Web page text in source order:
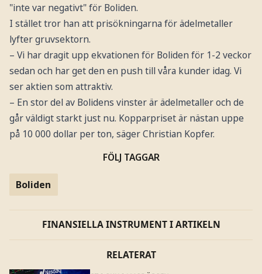
"inte var negativt" för Boliden.
I stället tror han att prisökningarna för ädelmetaller
lyfter gruvsektorn.
– Vi har dragit upp ekvationen för Boliden för 1-2 veckor
sedan och har get den en push till våra kunder idag. Vi
ser aktien som attraktiv.
– En stor del av Bolidens vinster är ädelmetaller och de
går väldigt starkt just nu. Kopparpriset är nästan uppe
på 10 000 dollar per ton, säger Christian Kopfer.
FÖLJ TAGGAR
Boliden
FINANSIELLA INSTRUMENT I ARTIKELN
RELATERAT